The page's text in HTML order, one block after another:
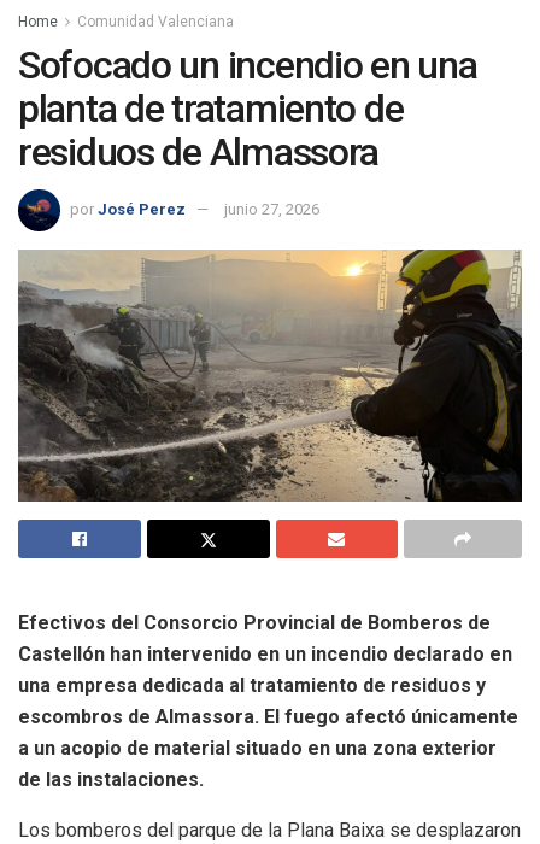
Home Comunidad Valenciana
Sofocado un incendio en una
planta de tratamiento de
residuos de Almassora
por José Perez junio 27, 2026
Efectivos del Consorcio Provincial de Bomberos de
Castellón han intervenido en un incendio declarado en
una empresa dedicada al tratamiento de residuos y
escombros de Almassora. El fuego afectó únicamente
a un acopio de material situado en una zona exterior
de las instalaciones.
Los bomberos del parque de la Plana Baixa se desplazaron